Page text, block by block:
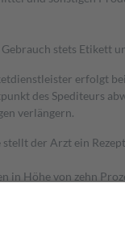
stets Etikett
erfolgt
des Spediteurs
verlängern.
der Arzt ein
Höhe von zehn
Apotheken.